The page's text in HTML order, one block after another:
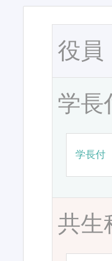
役員
学長
学長付
共生